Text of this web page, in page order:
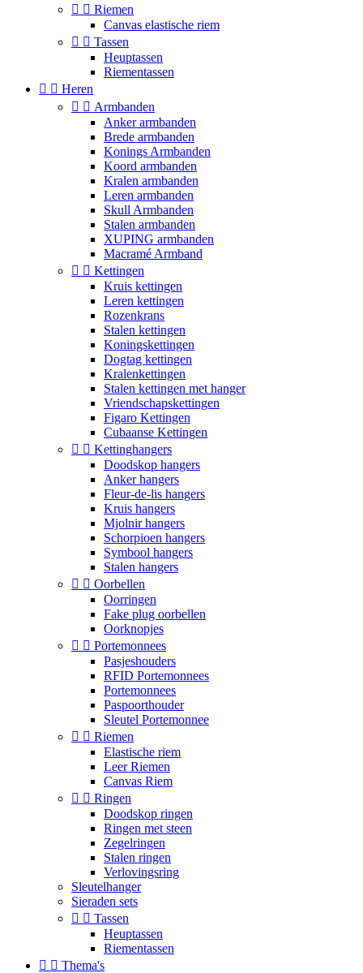
  Riemen
Canvas elastische riem
  Tassen
Heuptassen
Riementassen
  Heren
  Armbanden
Anker armbanden
Brede armbanden
Konings Armbanden
Koord armbanden
Kralen armbanden
Leren armbanden
Skull Armbanden
Stalen armbanden
XUPING armbanden
Macramé Armband
  Kettingen
Kruis kettingen
Leren kettingen
Rozenkrans
Stalen kettingen
Koningskettingen
Dogtag kettingen
Kralenkettingen
Stalen kettingen met hanger
Vriendschapskettingen
Figaro Kettingen
Cubaanse Kettingen
  Kettinghangers
Doodskop hangers
Anker hangers
Fleur-de-lis hangers
Kruis hangers
Mjolnir hangers
Schorpioen hangers
Symbool hangers
Stalen hangers
  Oorbellen
Oorringen
Fake plug oorbellen
Oorknopjes
  Portemonnees
Pasjeshouders
RFID Portemonnees
Portemonnees
Paspoorthouder
Sleutel Portemonnee
  Riemen
Elastische riem
Leer Riemen
Canvas Riem
  Ringen
Doodskop ringen
Ringen met steen
Zegelringen
Stalen ringen
Verlovingsring
Sleutelhanger
Sieraden sets
  Tassen
Heuptassen
Riementassen
  Thema's